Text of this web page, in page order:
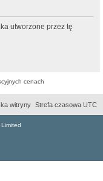
utworzone przez tę
Strefa czasowa UTC
witryny